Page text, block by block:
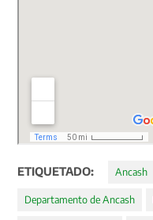
ETIQUETADO: Ancash
Departamento de Ancash